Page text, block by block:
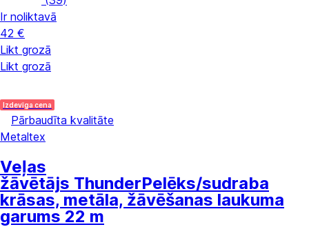
Ir noliktavā
42 €
Likt grozā
Likt grozā
Izdevīga cena
Pārbaudīta kvalitāte
Metaltex
Veļas
žāvētājs ThunderPelēks/sudraba
krāsas, metāla, žāvēšanas laukuma
garums 22 m